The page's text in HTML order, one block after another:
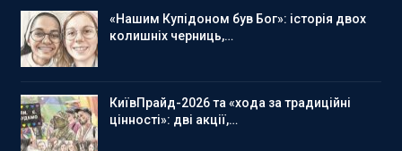
«Нашим Купідоном був Бог»: історія двох
колишніх черниць,…
КиївПрайд-2026 та «хода за традиційні
цінності»: дві акції,…